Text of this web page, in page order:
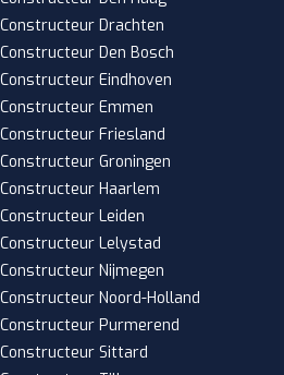
Constructeur Drachten
Constructeur Den Bosch
Constructeur Eindhoven
Constructeur Emmen
Constructeur Friesland
Constructeur Groningen
Constructeur Haarlem
Constructeur Leiden
Constructeur Lelystad
Constructeur Nijmegen
Constructeur Noord-Holland
Constructeur Purmerend
Constructeur Sittard